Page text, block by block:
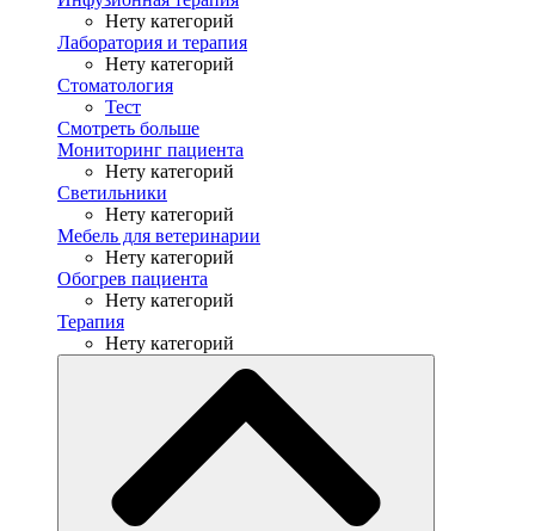
Нету категорий
Лаборатория и терапия
Нету категорий
Стоматология
Тест
Смотреть больше
Мониторинг пациента
Нету категорий
Светильники
Нету категорий
Мебель для ветеринарии
Нету категорий
Обогрев пациента
Нету категорий
Терапия
Нету категорий